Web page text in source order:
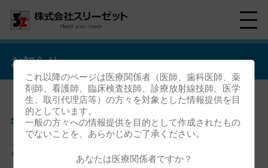
お知らせ
年末年始の営業日についての
お知らせ(2025～2026）
これ以降のページは医療関係者（医師、歯科医師、薬
剤師、看護師、臨床検査技師、診療放射線技師、医学
生、取引代理店等）の方々を対象とした情報提供を目
的としています。
一般の方々への情報提供を目的として作成されたもの
でないことを、あらかじめご了承ください。
あなたは医療関係者ですか？